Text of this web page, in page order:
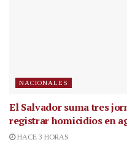
NACIONALES
El Salvador suma tres
registrar homicidios en
HACE 3 HORAS